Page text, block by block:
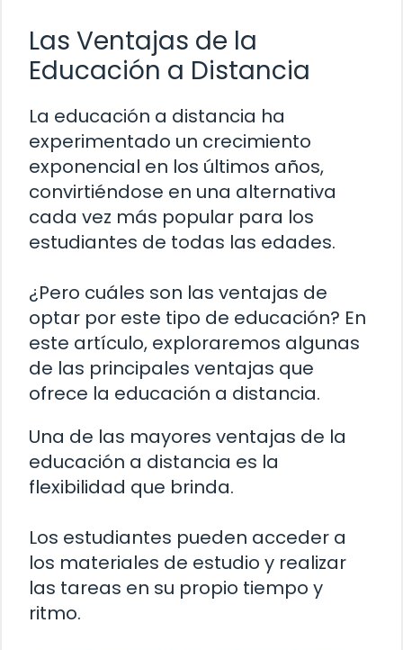
Las Ventajas de la
Educación a Distancia
La educación a distancia ha
experimentado un crecimiento
exponencial en los últimos años,
convirtiéndose en una alternativa
cada vez más popular para los
estudiantes de todas las edades.
¿Pero cuáles son las ventajas de
optar por este tipo de educación? En
este artículo, exploraremos algunas
de las principales ventajas que
ofrece la educación a distancia.
Una de las mayores ventajas de la
educación a distancia es la
flexibilidad que brinda.
Los estudiantes pueden acceder a
los materiales de estudio y realizar
las tareas en su propio tiempo y
ritmo.